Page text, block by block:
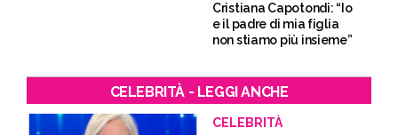
Cristiana Capotondi: “Io
e il padre di mia figlia
non stiamo più insieme”
CELEBRITÀ - LEGGI ANCHE
CELEBRITÀ